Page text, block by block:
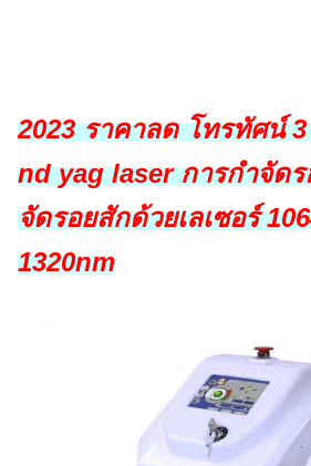
แบบพกพา
เลเซอร์
Feature:
กำจัดหลอดเลือด, ป้องกันอาการบวม,
กระชับใบหน้า, กำจัดเม็ดสี, แก้ไขผิวคล้
อะไหล่ฟรี, การสนับสนุนออนไลน์, กา
วิดีโอ, การติดตั้งภาคสนาม, การว่าจ้า
2023 ราคาลด โทรทัศน์
nd yag laser การกําจัด
จัดรอยสักด้วยเลเซอร์
1320nm